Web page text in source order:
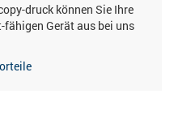
druck können Sie Ihre
fähigen Gerät aus bei uns